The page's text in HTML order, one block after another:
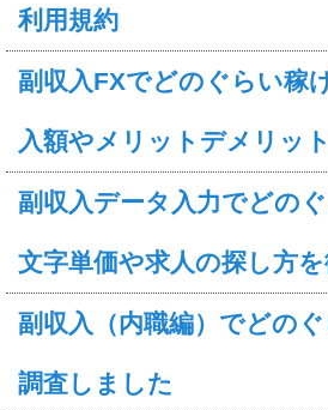
利用規約
副収入FXでどのぐらい稼
入額やメリットデメリッ
副収入データ入力でどの
文字単価や求人の探し方を
副収入（内職編）でどの
調査しました